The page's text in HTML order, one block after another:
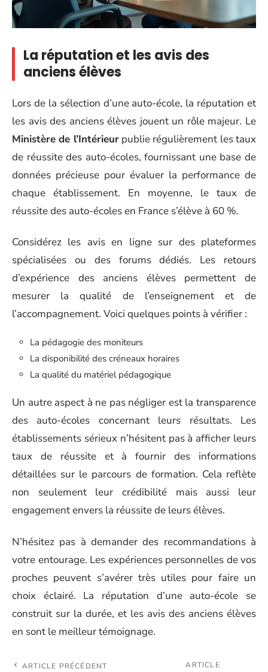
La réputation et les avis des
anciens élèves
Lors de la sélection d’une auto-école, la réputation et
les avis des anciens élèves jouent un rôle majeur. Le
Ministère de l’Intérieurpublie régulièrement les taux
de réussite des auto-écoles, fournissant une base de
données précieuse pour évaluer la performance de
chaque établissement. En moyenne, le taux de
réussite des auto-écoles en France s’élève à 60 %.
Considérez les avis en ligne sur des plateformes
spécialisées ou des forums dédiés. Les retours
d’expérience des anciens élèves permettent de
mesurer la qualité de l’enseignement et de
l’accompagnement. Voici quelques points à vérifier :
La pédagogie des moniteurs
La disponibilité des créneaux horaires
La qualité du matériel pédagogique
Un autre aspect à ne pas négliger est la transparence
des auto-écoles concernant leurs résultats. Les
établissements sérieux n’hésitent pas à afficher leurs
taux de réussite et à fournir des informations
détaillées sur le parcours de formation. Cela reflète
non seulement leur crédibilité mais aussi leur
engagement envers la réussite de leurs élèves.
N’hésitez pas à demander des recommandations à
votre entourage. Les expériences personnelles de vos
proches peuvent s’avérer très utiles pour faire un
choix éclairé. La réputation d’une auto-école se
construit sur la durée, et les avis des anciens élèves
en sont le meilleur témoignage.
ARTICLE PRÉCÉDENT
ARTICLE